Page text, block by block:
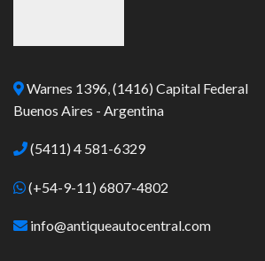
Warnes 1396, (1416) Capital Federal
Buenos Aires - Argentina
(5411) 4 581-6329
(+54-9-11) 6807-4802
info@antiqueautocentral.com